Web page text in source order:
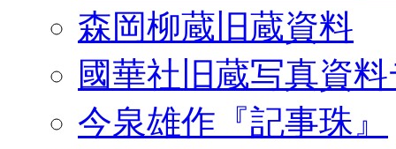
森岡柳蔵旧蔵資料
國華社旧蔵写真資
今泉雄作『記事珠』